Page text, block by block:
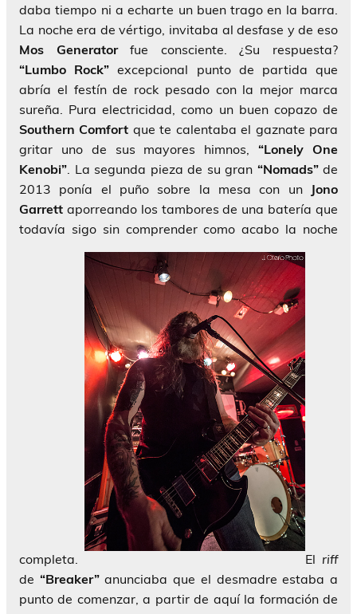
daba tiempo ni a echarte un buen trago en la barra.
La noche era de vértigo, invitaba al desfase y de eso
Mos Generatorfue consciente. ¿Su respuesta?
“Lumbo Rock” excepcional punto de partida que
abría el festín de rock pesado con la mejor marca
sureña. Pura electricidad, como un buen copazo de
Southern Comfort que te calentaba el gaznate para
gritar uno de sus mayores himnos,“Lonely One
Kenobi” . La segunda pieza de su gran “Nomads”de
2013 ponía el puño sobre la mesa con un Jono
Garrett aporreando los tambores de una batería que
todavía sigo sin comprender como acabo la noche
completa. El riff
de “Breaker”anunciaba que el desmadre estaba a
punto de comenzar, a partir de aquí la formación de